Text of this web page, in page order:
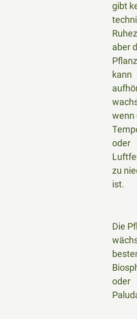
gibt
aber
kann
wenn
oder
zu
ist.
Die
oder